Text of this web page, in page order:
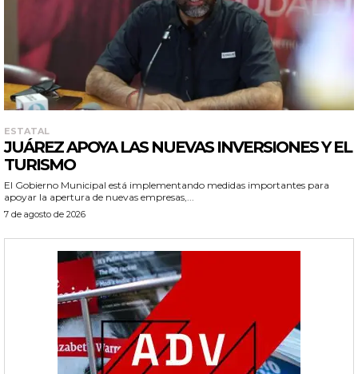
ESTATAL
JUÁREZ APOYA LAS NUEVAS INVERSIONES Y EL
TURISMO
El Gobierno Municipal está implementando medidas importantes para
apoyar la apertura de nuevas empresas,...
7 de agosto de 2026